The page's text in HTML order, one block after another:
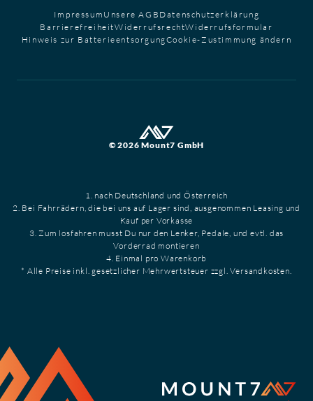
Impressum Unsere AGB Datenschutzerklärung
BarrierefreiheitWiderrufsrechtWiderrufsformular
Hinweis zur BatterieentsorgungCookie-Zustimmung ändern
© 2026 Mount7 GmbH
1. nach Deutschland und Österreich
2. Bei Fahrrädern, die bei uns auf Lager sind, ausgenommen Leasing und
Kauf per Vorkasse
3. Zum losfahren musst Du nur den Lenker, Pedale, und evtl. das
Vorderrad montieren
4. Einmal pro Warenkorb
* Alle Preise inkl. gesetzlicher Mehrwertsteuer zzgl. Versandkosten.